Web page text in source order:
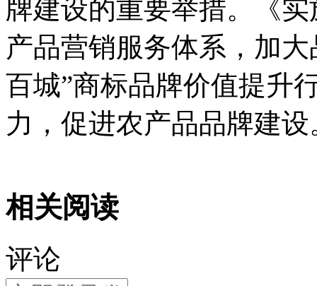
牌建设的重要举措。《
产品营销服务体系，加
百城”商标品牌价值提升
力，促进农产品品牌建设
相关阅读
评论